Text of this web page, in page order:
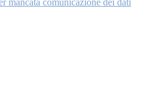
mancata comunicazione dei dati